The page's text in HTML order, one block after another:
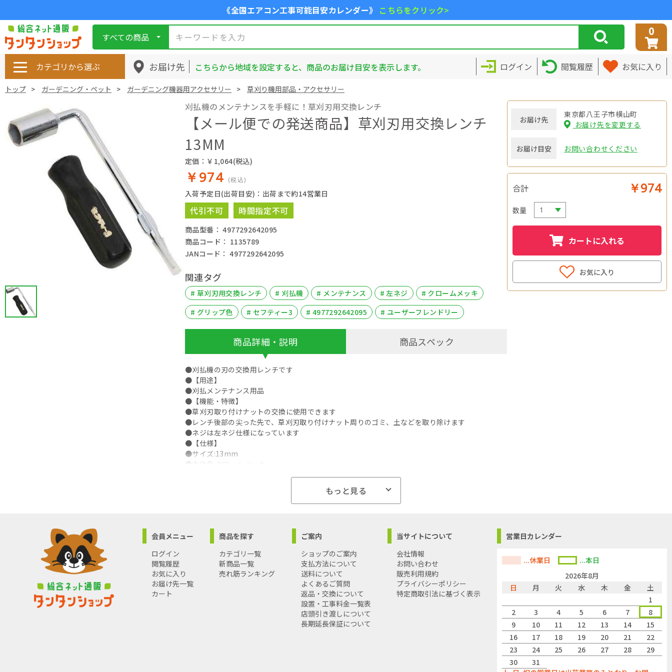
《全国エアコン工事可能目安カレンダー》 こちらをクリック>
すべての商品 0
カテゴリから選ぶ お届け先 こちらから地域を設定すると、商品のお届け目安を表示します。 ログイン 閲覧履歴 お気に入り
トップ ガーデニング・ペット ガーデニング機器用アクセサリー 草刈り機用部品・アクセサリー
刈払機のメンテナンスを手軽に！草刈刃用交換レンチ
【メール便での発送商品】草刈刃用交換レンチ
13MM
定価：￥1,064(税込)
￥974 (税込)
入荷予定日(出荷目安)：出荷まで約14営業日
代引不可 時間指定不可
商品型番： 4977292642095
商品コード： 1135789
JANコード： 4977292642095
関連タグ
# 草刈刃用交換レンチ # 刈払機 # メンテナンス # 左ネジ
# クロームメッキ
# グリップ色
# セフティー3 # 4977292642095 # ユーザーフレンドリー
商品詳細・説明
●刈払機の刃の交換用レンチです
●【用途】
●刈払メンテナンス用品
●【機能・特徴】
●草刈刃取り付けナットの交換に使用できます
●レンチ後部の尖った先で、草刈刃取り付けナット周りのゴミ、土などを取り除けます
●ネジは左ネジ仕様になっています
●【仕様】
●サイズ:13mm
●本体色:クロームメッキ
●グリップ部:ウレタン樹脂・ポリプロピレン
●【商品サイズ】幅55×高さ145×奥行25mm 重量120g
●商品コード:4977292642095
●JANコード:4977292642095
●ブランド名:セフティー3
●商品名:草刈刃用交換レンチ
●規格:13MM
●【注意事項ほか】
●レンチとグリップは連結して作業してください
●ネジは左締め付けの機能となっていますのでご注意ください
●正常な保管と使用の場合、締付けトルク1kgf・mで500回以上の締め付け作業に対応します
もっと見る
商品スペック
お届け先
東京都八王子市横山町
お届け先を変更する
お届け目安 お問い合わせください
合計 ￥974
数量
カートに入れる
お気に入り
会員メニュー
ログイン
閲覧履歴
お気に入り
お届け先一覧
カート
商品を探す
カテゴリ一覧
新商品一覧
売れ筋ランキング
ご案内
ショップのご案内
支払方法について
送料について
よくあるご質問
返品・交換について
設置・工事料金一覧表
店頭引き渡しについて
長期延長保証について
当サイトについて
会社情報
お問い合わせ
販売利用規約
プライバシーポリシー
特定商取引法に基づく表示
営業日カレンダー
...休業日
...本日
2026年8月
日
月 火 水 木 金
土
1
2
3 4 5 6 7
8
9
10 11 12 13 14
15
16
17 18 19 20 21
22
23
24 25 26 27 28
29
30
31